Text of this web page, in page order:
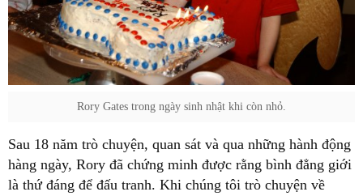
Rory Gates trong ngày sinh nhật khi còn nhỏ.
Sau 18 năm trò chuyện, quan sát và qua những hành động
hàng ngày, Rory đã chứng minh được rằng bình đẳng giới
là thứ đáng để đấu tranh. Khi chúng tôi trò chuyện về